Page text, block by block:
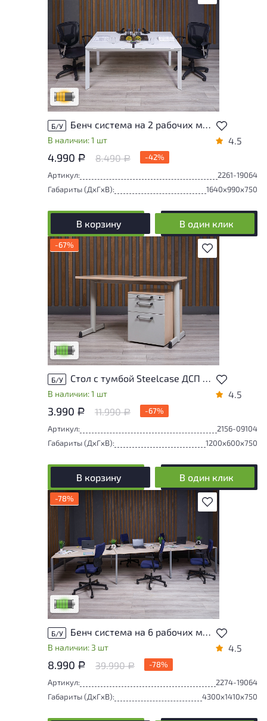
Товар может иметь незначительные
повреждения и/или следы эксплуатации,
не влияющие на удобство его
использования
Удовлетворительный износ
Б/У Бенч система на 2 рабочих места ДСП Белый Россия
В наличии: 1 шт 4.5
4.990 Р 8.490Р
-42%
Артикул:
2261-19064
Габариты (ДxГxВ):
1640x990x750
В корзину В один клик
В избранное
-67%
У товара присутствуют незначительные
следы эксплуатации, не влияющие на
удобство его использования
Низкая степень износа
Б/У Стол с тумбой Steelcase ДСП Дуб США
В наличии: 1 шт 4.5
3.990 Р 11.990Р
-67%
Артикул:
2156-09104
Габариты (ДxГxВ):
1200x600x750
В корзину В один клик
В избранное
-78%
У товара присутствуют незначительные
следы эксплуатации, не влияющие на
удобство его использования
Низкая степень износа
Б/У Бенч система на 6 рабочих мест ДСП Ясень шимо Россия
В наличии: 3 шт 4.5
8.990 Р 39.990Р
-78%
Артикул:
2274-19064
Габариты (ДxГxВ):
4300x1410x750